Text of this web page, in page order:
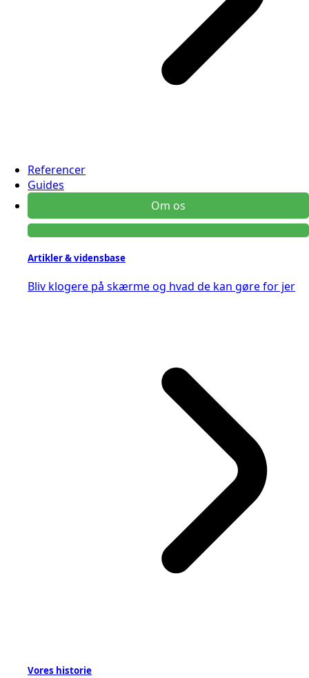
Referencer
Guides
Om os
Artikler & vidensbase
Bliv klogere på skærme og hvad de kan gøre for jer
Vores historie